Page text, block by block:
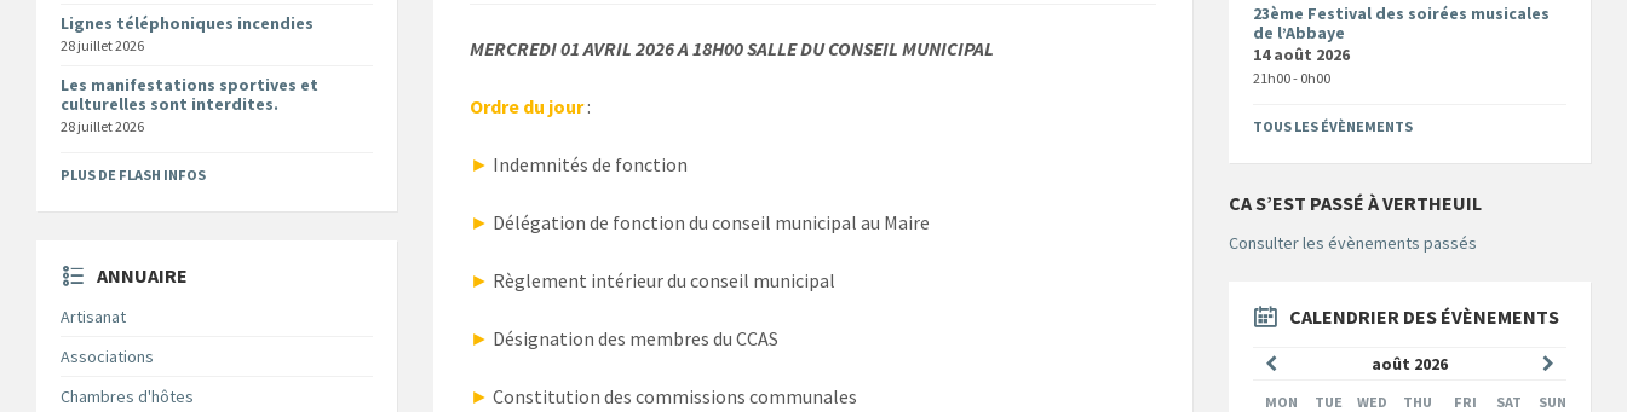
MERCREDI 01 AVRIL 2026 A 18H00 SALLE DU CONSEIL MUNICIPAL
Ordre du jour:
► Indemnités de fonction
► Délégation de fonction du conseil municipal au Maire
► Règlement intérieur du conseil municipal
► Désignation des membres du CCAS
► Constitution des commissions communales
Lignes téléphoniques incendies
28 juillet 2026
Les manifestations sportives et
culturelles sont interdites.
28 juillet 2026
PLUS DE FLASH INFOS
ANNUAIRE
Artisanat
Associations
Chambres d'hôtes
23ème Festival des soirées musicales
de l’Abbaye
14 août 2026
21h00 - 0h00
TOUS LES ÉVÈNEMENTS
CA S’EST PASSÉ À VERTHEUIL
Consulter les évènements passés
CALENDRIER DES ÉVÈNEMENTS
août 2026
précédent
Mois
suivant
MON TUE WED THU FRI SAT SUN